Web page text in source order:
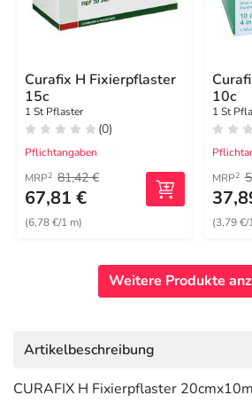
Curafix H Fixierpflaster
15c
1 St Pflaster
(0)
Pflichtangaben
MRP2 81,42 €
67,81 €
(6,78 €/1 m)
10c
1 St
MRP2
(3,79 €/
Weitere Produkte
Artikelbeschreibung
CURAFIX H Fixierpflaster 20cmx10m